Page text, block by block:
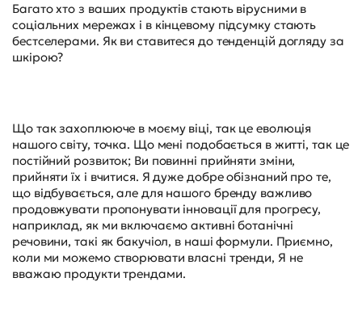
Багато хто з ваших продуктів стають вірусними в
соціальних мережах і в кінцевому підсумку стають
бестселерами. Як ви ставитеся до тенденцій догляду за
шкірою?
Що так захоплююче в моєму віці, так це еволюція
нашого світу, точка. Що мені подобається в житті, так це
постійний розвиток; Ви повинні прийняти зміни,
прийняти їх і вчитися. Я дуже добре обізнаний про те,
що відбувається, але для нашого бренду важливо
продовжувати пропонувати інновації для прогресу,
наприклад, як ми включаємо активні ботанічні
речовини, такі як бакучіол, в наші формули. Приємно,
коли ми можемо створювати власні тренди, Я не
вважаю продукти трендами.